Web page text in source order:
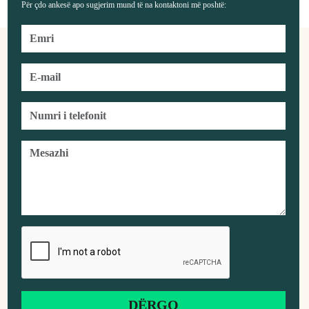
Për çdo ankesë apo sugjerim mund të na kontaktoni më poshtë: